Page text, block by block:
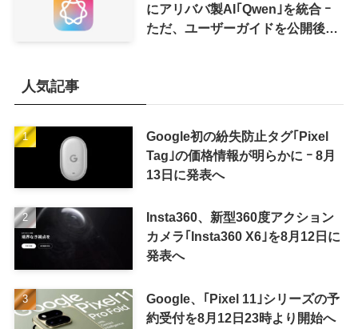
にアリババ製AI｢Qwen｣を統合 ｰ
ただ、ユーザーガイドを公開後に
人気記事
Google初の紛失防止タグ｢Pixel
Tag｣の価格情報が明らかに ｰ 8月
13日に発表へ
Insta360、新型360度アクション
カメラ｢Insta360 X6｣を8月12日に
発表へ
Google、｢Pixel 11｣シリーズの予
約受付を8月12日23時より開始へ